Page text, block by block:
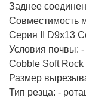
Заднее
Совместимость
Серия II D9x13
Условия почвы:
Cobble Soft Rock
Размер
Тип резца: -